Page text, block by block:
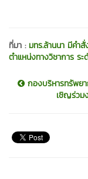
ที่มา : มทร.ล้านนา มีคำ
ตำแหน่งทางวิชาการ ร
กองบริหารทรัพยา
เชิญร่วม